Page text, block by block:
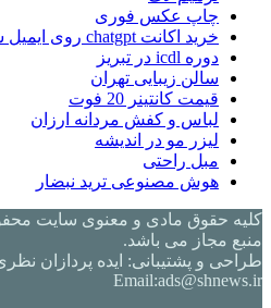
چاپ عکس فوری
خرید اکانت chatgpt روی ایمیل شخصی
دوره icdl در تبریز
سالن زیبایی تهران
قیمت کانتینر 20 فوت
لباس و کفش مردانه ارزان
لیزر مو در اندیشه
مبل راحتی
هوش مصنوعی ترید نبضار
کلیه حقوق مادی و معنوی سایت
منبع مجاز می باشد.
Email:ads@shnews.ir